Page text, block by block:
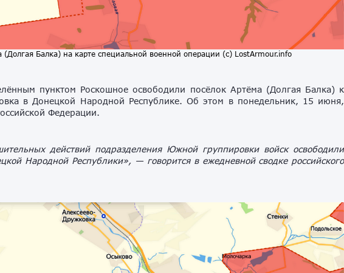
(Долгая Балка) на карте специальной военной операции (с) LostArmour.info
пунктом Роскошное освободили посёлок Артёма (Долгая Балка) к
в Донецкой Народной Республике. Об этом в понедельник, 15 июня,
Федерации.
действий подразделения Южной группировки войск освободили
Народной Республики»,— говорится в ежедневной сводке российского